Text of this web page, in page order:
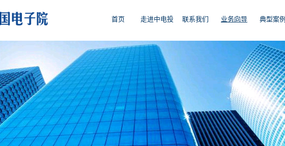
首页 走进中电投 联系我们 业务向导 典型案例